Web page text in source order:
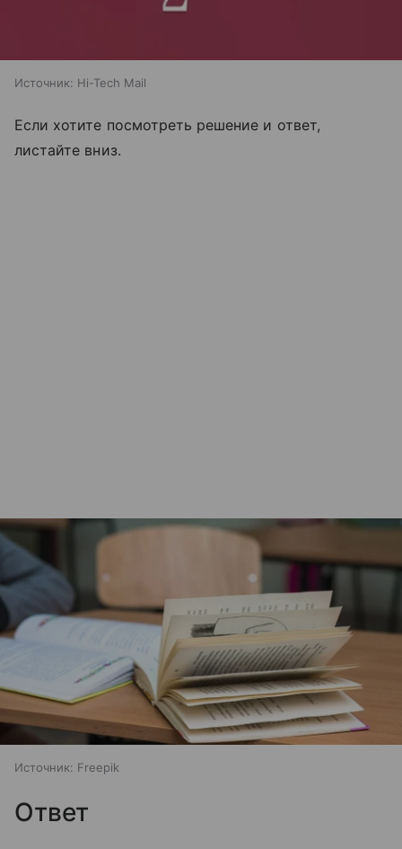
Источник: Hi-Tech Mail
Если хотите посмотреть решение и ответ,
листайте вниз.
Источник: Freepik
Ответ